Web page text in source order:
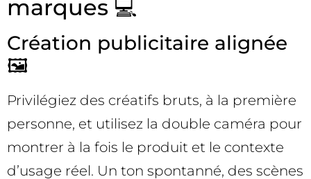
marques 💻
Création publicitaire alignée
🖼️
Privilégiez des créatifs bruts, à la première
personne, et utilisez la double caméra pour
montrer à la fois le produit et le contexte
d’usage réel. Un ton spontanné, des scènes